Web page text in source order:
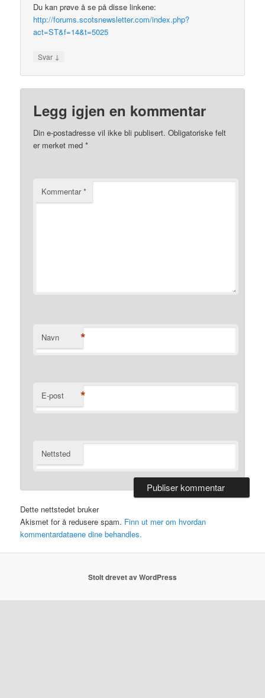
Du kan prøve å se på disse linkene:
http://forums.scotsnewsletter.com/index.php?
act=ST&f=14&t=5025
Svar ↓
Legg igjen en kommentar
Din e-postadresse vil ikke bli publisert. Obligatoriske felt
er merket med*
Kommentar*
Navn *
E-post *
Nettsted
Dette nettstedet bruker
Akismet for å redusere spam. Finn ut mer om hvordan
kommentardataene dine behandles.
Stolt drevet av WordPress